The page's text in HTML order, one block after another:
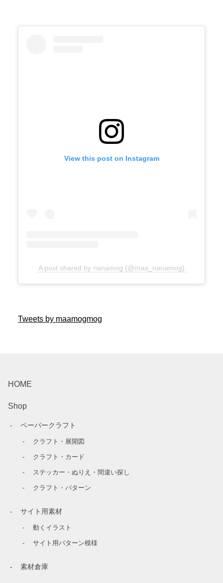
View this post on Instagram
A post shared by nanamog (@maa_nanamog)
Tweets by maamogmog
HOME
Shop
ペーパークラフト
クラフト・展開図
クラフト・カード
ステッカー・ぬりえ・間違い探し
クラフト・パターン
サイト用素材
動くイラスト
サイト用パターン模様
素材倉庫